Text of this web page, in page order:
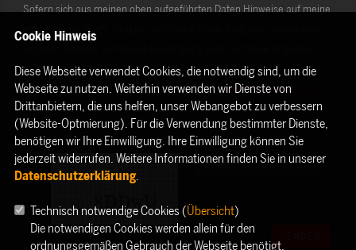
Sofern sich aus meinen oben aufgeführten Daten Hinweise auf meine
ethnische Herkunft, Religion, politische Einstellung oder Gesundheit
Die Rechte als Betroffener aus der DSGVO ( Datenschutzerklärung
habe ich gelesen und verstanden.
Cookie Hinweis
Diese Webseite verwendet Cookies, die notwendig sind, um die
Webseite zu nutzen. Weiterhin verwenden wir Dienste von
Drittanbietern, die uns helfen, unser Webangebot zu verbessern
(Website-Optmierung). Für die Verwendung bestimmter Dienste,
benötigen wir Ihre Einwilligung. Ihre Einwilligung können Sie
jederzeit widerrufen. Weitere Informationen finden Sie in unserer
Datenschutzerklärung.
Technisch notwendige Cookies (Übersicht)
Die notwendigen Cookies werden allein für den
ordnungsgemäßen Gebrauch der Webseite benötigt.